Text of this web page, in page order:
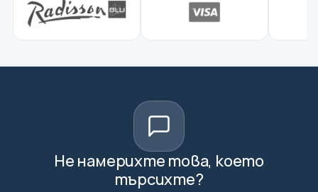
Не намерихте това, което
търсихте?